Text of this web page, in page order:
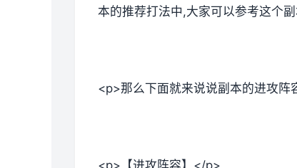
本的推荐打法中,大家可以参考这个
<p>那么下面就来说说副本的进攻阵